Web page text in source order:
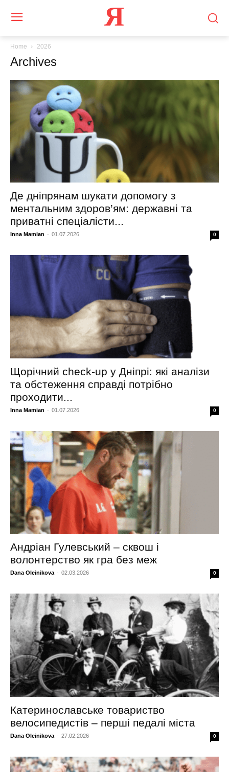
Я
Home 2026
Archives
Де дніпрянам шукати допомогу з
ментальним здоров’ям: державні та
приватні спеціалісти...
Inna Mamian - 01.07.2026 0
Щорічний check-up у Дніпрі: які аналізи
та обстеження справді потрібно
проходити...
Inna Mamian - 01.07.2026 0
Андріан Гулевський – сквош і
волонтерство як гра без меж
Dana Oleinikova - 02.03.2026 0
Катеринославське товариство
велосипедистів – перші педалі міста
Dana Oleinikova - 27.02.2026 0